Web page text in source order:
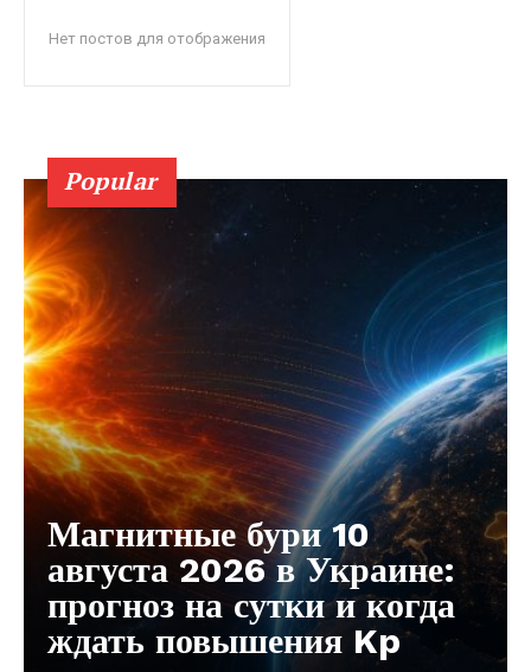
Нет постов для отображения
Popular
Магнитные бури 10
августа 2026 в Украине:
прогноз на сутки и когда
ждать повышения Kp